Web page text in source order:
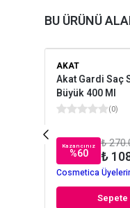
BU ÜRÜNÜ
AKAT
Akat Gardi Saç
Büyük 400 Ml
(0)
Kazancınız
%60
₺
₺
Cosmetica
Sepete